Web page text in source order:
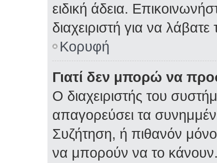
ειδική άδεια.
διαχειριστή για να λάβατε
Κορυφή
Γιατί δεν μπορώ να
Ο διαχειριστής του
απαγορεύσει τα
Συζήτηση, ή πιθανόν
να μπορούν να το